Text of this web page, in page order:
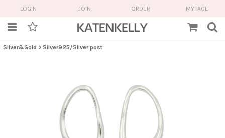
LOGIN JOIN ORDER MYPAGE
Silver&Gold > Silver925/Silver post